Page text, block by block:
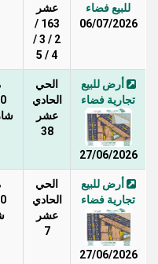
للبيع فضاء
06/07/2026
عشر
163 /
2 / 3 /
4 / 5
أرض للبيع
تجارية فضاء
27/06/2026
الحي
الحادي
عشر
38
أرض للبيع
تجارية فضاء
27/06/2026
الحي
الحادي
عشر
7